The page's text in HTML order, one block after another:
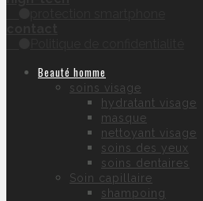
Beauté homme
soins visage
hydratant visage
masque
nettoyant visage
soins des yeux
soins dentaires
Soin capillaire
shampoing